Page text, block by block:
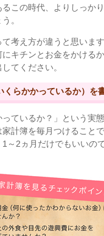
この時代、よりしっか
。
考え方が違うと思いま
キチンとお金をかける
てください。
くらかかっているか）を
ているか？」という実
家計簿を毎月つけること
～2ヵ月だけでもいいの